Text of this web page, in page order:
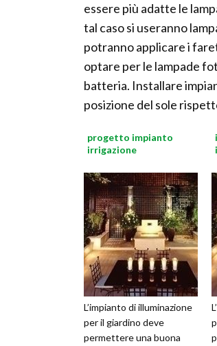
essere più adatte le
tal caso si useranno
potranno applicare i
optare per le lampade
batteria. Installare
posizione del sole
progetto impianto
irrigazione
L’impianto di illuminazione
per il giardino deve
permettere una buona